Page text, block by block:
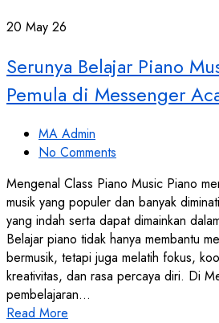
20 May 26
Serunya Belajar Piano
Pemula di Messenger
MA Admin
No Comments
Mengenal Class Piano Music Piano
musik yang populer dan banyak
yang indah serta dapat dimainkan
Belajar piano tidak hanya membantu
bermusik, tetapi juga melatih fokus,
kreativitas, dan rasa percaya diri. Di
pembelajaran…
Read More